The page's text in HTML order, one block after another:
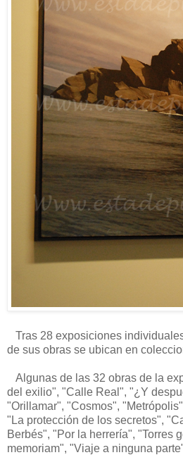
Tras 28 exposiciones
de sus obras se ubican en
Algunas de las 32 obras de la
del exilio", "Calle Real", "¿Y
"Orillamar", "Cosmos",
"La protección de los secretos",
Berbés", "Por la herrería", "Torres
memoriam", "Viaje a ninguna